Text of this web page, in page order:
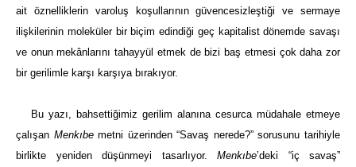
ait öznelliklerin varoluş koşullarının güvencesizleştiği ve sermaye
ilişkilerinin moleküler bir biçim edindiği geç kapitalist dönemde savaşı
ve onun mekânlarını tahayyül etmek de bizi baş etmesi çok daha zor
bir gerilimle karşı karşıya bırakıyor.
Buyazı, bahsettiğimiz gerilim alanına cesurca müdahale etmeye
çalışan Menkıbemetni üzerinden “Savaş nerede?” sorusunu tarihiyle
birlikte yeniden düşünmeyi tasarlıyor. Menkıbe’deki “iç savaş”